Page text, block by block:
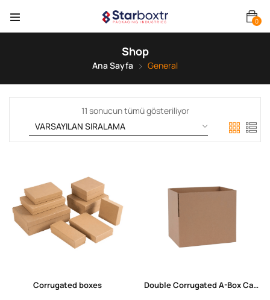
0
Shop
Ana Sayfa General
11 sonucun tümü gösteriliyor
Corrugated boxes Double Corrugated A-Box Carrying Box